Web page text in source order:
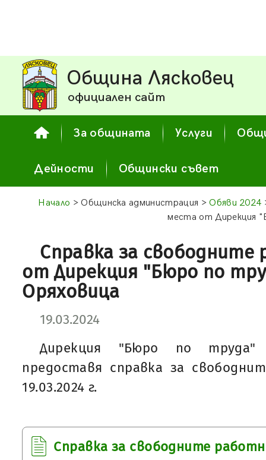
Община Лясковец
официален сайт
За общината Услуги
Дейности Общински съвет
Начало > Общинска администрация >Обяви 2024
места от Дирекция
Справка за
от Дирекция "Бюро по
Оряховица
19.03.2024
Дирекция "Бюро по труда"
предоставя справка за
19.03.2024 г.
Справка за свободните